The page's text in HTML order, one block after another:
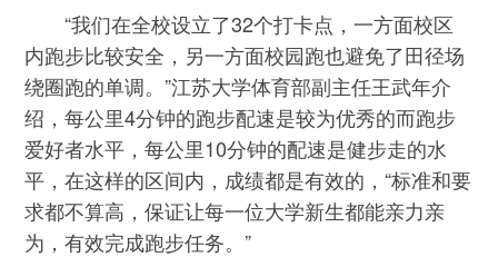
“我们在全校设立了32个打卡点，一方面校区
内跑步比较安全，另一方面校园跑也避免了田径场
绕圈跑的单调。”江苏大学体育部副主任王武年介
绍，每公里4分钟的跑步配速是较为优秀的而跑步
爱好者水平，每公里10分钟的配速是健步走的水
平，在这样的区间内，成绩都是有效的，“标准和要
求都不算高，保证让每一位大学新生都能亲力亲
为，有效完成跑步任务。”